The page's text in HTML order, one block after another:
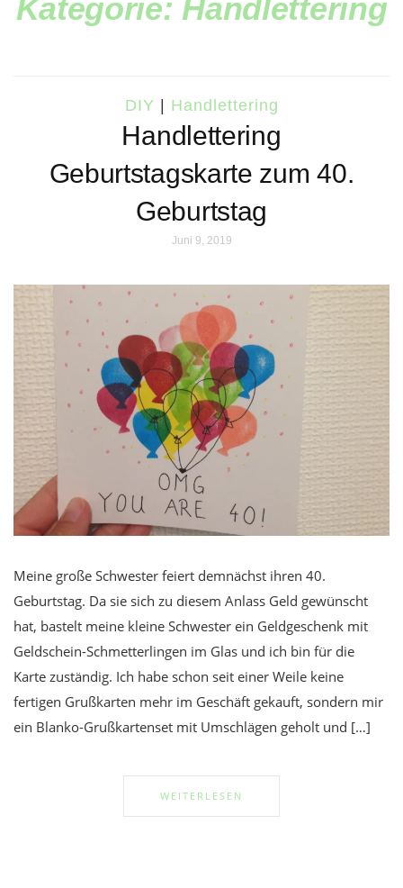
Kategorie: Handlettering
DIY Handlettering
Handlettering
Geburtstagskarte zum 40.
Geburtstag
Juni 9, 2019
Meine große Schwester feiert demnächst ihren 40.
Geburtstag. Da sie sich zu diesem Anlass Geld gewünscht
hat, bastelt meine kleine Schwester ein Geldgeschenk mit
Geldschein-Schmetterlingen im Glas und ich bin für die
Karte zuständig. Ich habe schon seit einer Weile keine
fertigen Grußkarten mehr im Geschäft gekauft, sondern mir
ein Blanko-Grußkartenset mit Umschlägen geholt und […]
WEITERLESEN